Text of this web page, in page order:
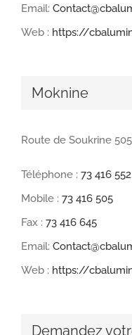
Email:
Web : https://
Moknine
Route de Soukrine
Téléphone : 73 416 552
Mobile : 73 416 505
Fax : 73 416 645
Email:
Web : https://
Demandez